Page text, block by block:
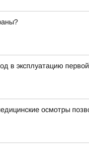
в эксплуатацию
осмотры